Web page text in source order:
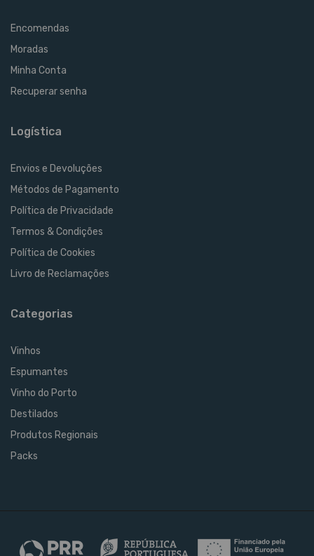
Encomendas
Moradas
Minha Conta
Recuperar senha
Logística
Envios e Devoluções
Métodos de Pagamento
Política de Privacidade
Termos & Condições
Política de Cookies
Livro de Reclamações
Categorias
Vinhos
Espumantes
Vinho do Porto
Destilados
Produtos Regionais
Packs